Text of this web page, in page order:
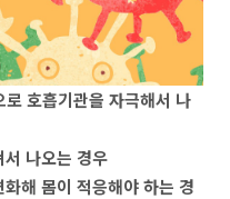
호흡기관을 자극해서 나
나오는 경우
해 몸이 적응해야 하는 경